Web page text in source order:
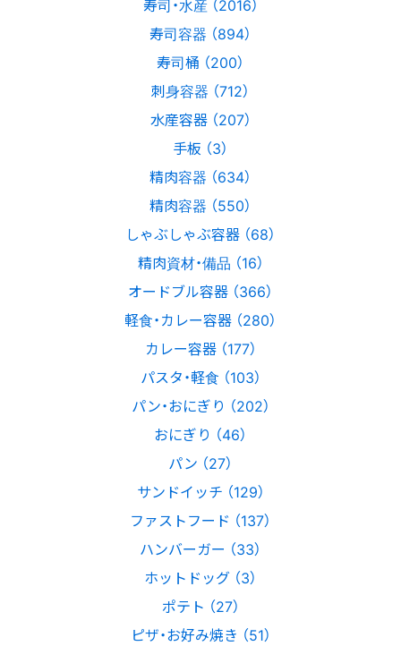
寿司容器 （894）
寿司桶 （200）
刺身容器 （712）
水産容器 （207）
手板 （3）
精肉容器 （634）
精肉容器 （550）
しゃぶしゃぶ容器 （68）
精肉資材・備品 （16）
オードブル容器 （366）
軽食・カレー容器 （280）
カレー容器 （177）
パスタ・軽食 （103）
パン・おにぎり （202）
おにぎり （46）
パン （27）
サンドイッチ （129）
ファストフード （137）
ハンバーガー （33）
ホットドッグ （3）
ポテト （27）
ピザ・お好み焼き （51）